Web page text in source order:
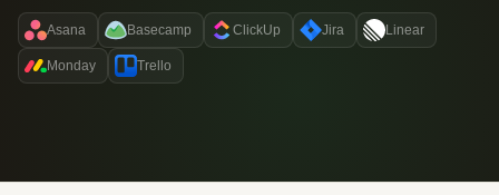
Asana Basecamp ClickUp Jira Linear
Monday Trello